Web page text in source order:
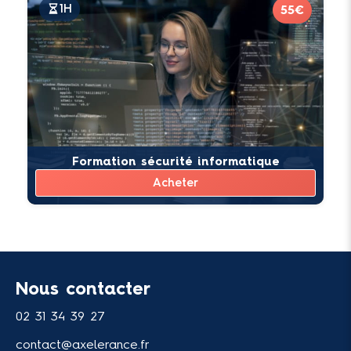
1H 55€
Formation sécurité informatique
Acheter
Nous contacter
02 31 34 39 27
contact@axelerance.fr